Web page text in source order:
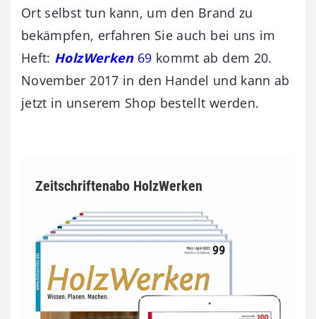
Ort selbst tun kann, um den Brand zu
bekämpfen, erfahren Sie auch bei uns im
Heft: HolzWerken 69 kommt ab dem 20.
November 2017 in den Handel und kann ab
jetzt in unserem Shop bestellt werden.
Zeitschriftenabo HolzWerken